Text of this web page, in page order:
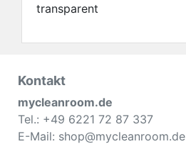
transparent
Kontakt
mycleanroom.de
Tel.: +49 6221 72 87 337
E-Mail: shop@mycleanroom.de